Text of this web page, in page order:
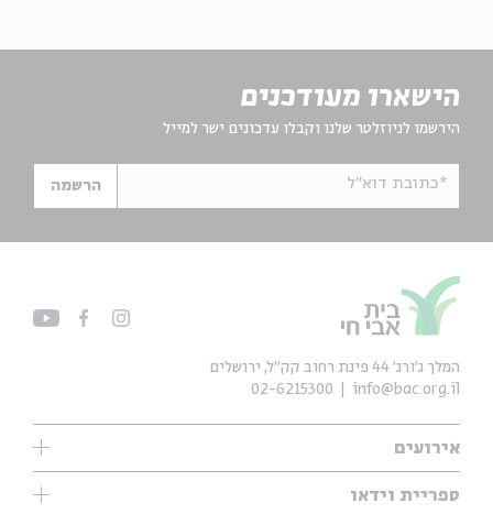
הישארו מעודכנים
הירשמו לניוזלטר שלנו וקבלו עדכונים ישר למייל
*כתובת דוא"ל הרשמה
אירועים
עיון
אנגלית
ספריית וידאו
המלך ג'ורג' 44 פינת רחוב קק״ל, ירושלים
info@bac.org.il
02-6215300